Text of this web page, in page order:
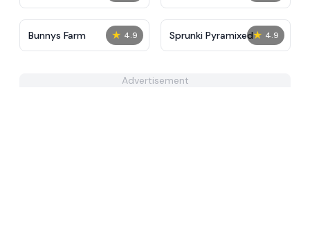
★ 4.9
Bunnys Farm ★ 4.9
Sprunki Pyramixed
Advertisement